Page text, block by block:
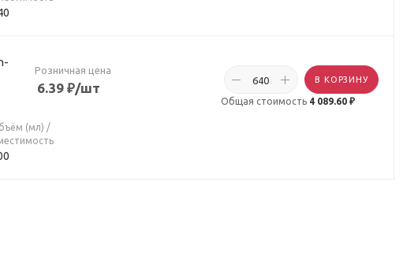
Розничная цена
6.39 ₽/шт
В КОРЗИНУ
Общая стоимость 4 089.60 ₽
(мл) /